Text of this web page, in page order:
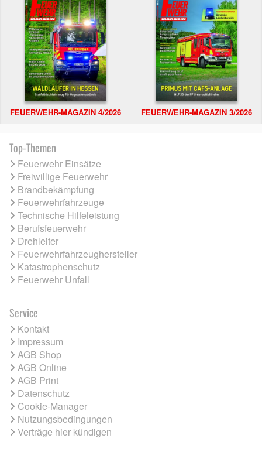
FEUERWEHR-MAGAZIN 4/2026 FEUERWEHR-MAGAZIN 3/2026
Top-Themen
Feuerwehr Einsätze
Freiwillige Feuerwehr
Brandbekämpfung
Feuerwehrfahrzeuge
Technische Hilfeleistung
Berufsfeuerwehr
Drehleiter
Feuerwehrfahrzeughersteller
Katastrophenschutz
Feuerwehr Unfall
Service
Kontakt
Impressum
AGB Shop
AGB Online
AGB Print
Datenschutz
Cookie-Manager
Nutzungsbedingungen
Verträge hier kündigen